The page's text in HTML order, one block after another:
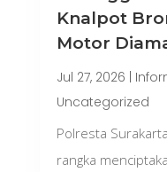
Knalpot
Motor
Jul 27, 2026 |
Uncategorized
Polresta
rangka